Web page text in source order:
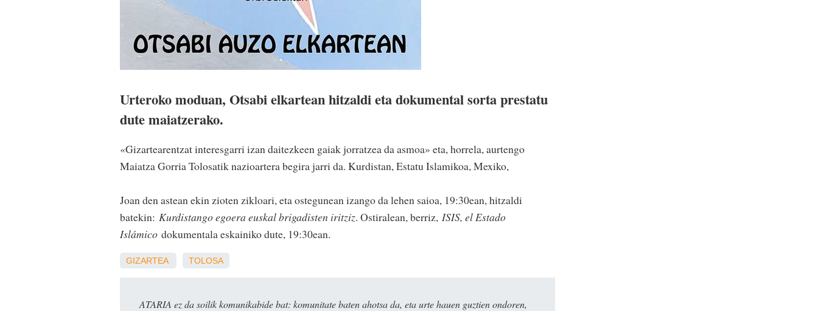
Urteroko moduan, Otsabi elkartean hitzaldi eta dokumental sorta prestatu
dute maiatzerako.
«Gizartearentzat interesgarri izan daitezkeen gaiak jorratzea da asmoa» eta, horrela, aurtengo
Maiatza Gorria Tolosatik nazioartera begira jarri da. Kurdistan, Estatu Islamikoa, Mexiko,
Joan den astean ekin zioten zikloari, eta ostegunean izango da lehen saioa, 19:30ean, hitzaldi
batekin: Kurdistango egoera euskal brigadisten iritziz. Ostiralean, berriz, ISIS, el Estado
Islámico dokumentala eskainiko dute, 19:30ean.
GIZARTEA TOLOSA
ATARIA ez da soilik komunikabide bat: komunitate baten ahotsa da, eta urte hauen guztien ondoren,